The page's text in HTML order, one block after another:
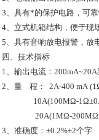
3、 具有*的保护电路，可
4、 立式机箱结构，便于现
5、 具有音响放电报警，放
四、技术指标
1、输出电流： 200mA~20A
2、量 程： 2A-400 mA (1
10A(100MΩ-
20A(1MΩ-
3、准确度：±0.2%±2个字